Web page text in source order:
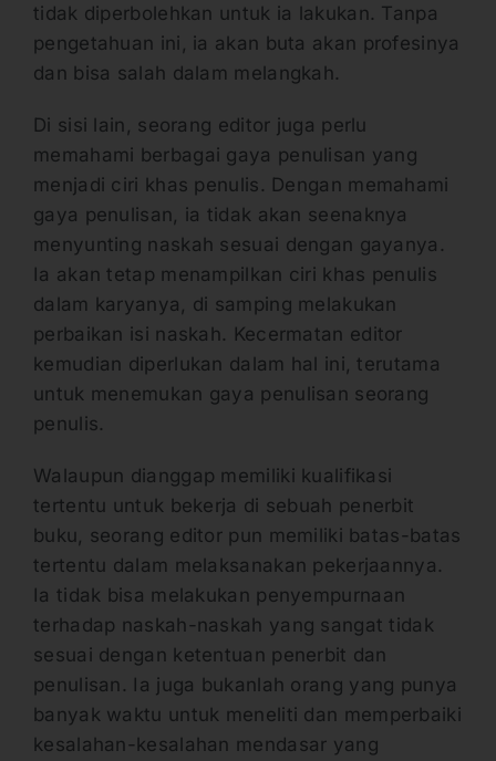
tidak diperbolehkan untuk ia lakukan. Tanpa
pengetahuan ini, ia akan buta akan profesinya
dan bisa salah dalam melangkah.
Di sisi lain, seorang editor juga perlu
memahami berbagai gaya penulisan yang
menjadi ciri khas penulis. Dengan memahami
gaya penulisan, ia tidak akan seenaknya
menyunting naskah sesuai dengan gayanya.
Ia akan tetap menampilkan ciri khas penulis
dalam karyanya, di samping melakukan
perbaikan isi naskah. Kecermatan editor
kemudian diperlukan dalam hal ini, terutama
untuk menemukan gaya penulisan seorang
penulis.
Walaupun dianggap memiliki kualifikasi
tertentu untuk bekerja di sebuah penerbit
buku, seorang editor pun memiliki batas-batas
tertentu dalam melaksanakan pekerjaannya.
Ia tidak bisa melakukan penyempurnaan
terhadap naskah-naskah yang sangat tidak
sesuai dengan ketentuan penerbit dan
penulisan. Ia juga bukanlah orang yang punya
banyak waktu untuk meneliti dan memperbaiki
kesalahan-kesalahan mendasar yang